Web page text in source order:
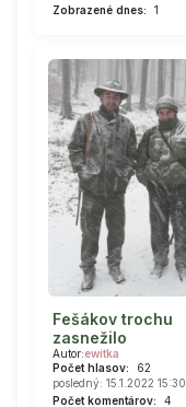
Zobrazené dnes:
1
Fešákov trochu
zasnežilo
Autor:ewitka
Počet hlasov:
62
posledný: 15.1.2022 15:30
Počet komentárov:
4